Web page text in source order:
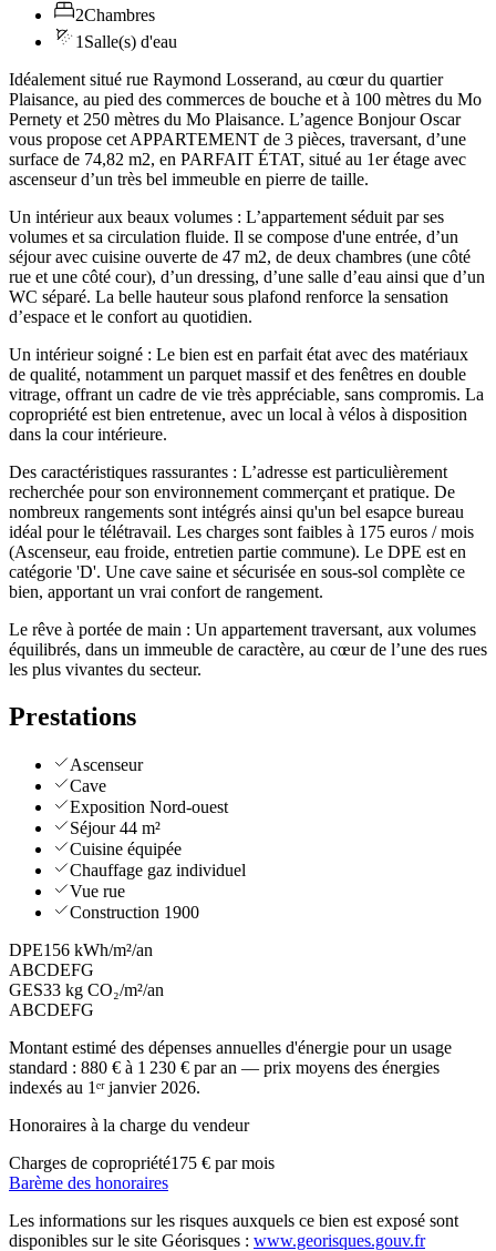
2Chambres
1 Salle(s) d'eau
Idéalement situé rue Raymond Losserand, au cœur du quartier
Plaisance, au pied des commerces de bouche et à 100 mètres du Mo
Pernety et 250 mètres du Mo Plaisance. L’agence Bonjour Oscar
vous propose cet APPARTEMENT de 3 pièces, traversant, d’une
surface de 74,82 m2, en PARFAIT ÉTAT, situé au 1er étage avec
ascenseur d’un très bel immeuble en pierre de taille.
Un intérieur aux beaux volumes : L’appartement séduit par ses
volumes et sa circulation fluide. Il se compose d'une entrée, d’un
séjour avec cuisine ouverte de 47 m2, de deux chambres (une côté
rue et une côté cour), d’un dressing, d’une salle d’eau ainsi que d’un
WC séparé. La belle hauteur sous plafond renforce la sensation
d’espace et le confort au quotidien.
Un intérieur soigné : Le bien est en parfait état avec des matériaux
de qualité, notamment un parquet massif et des fenêtres en double
vitrage, offrant un cadre de vie très appréciable, sans compromis. La
copropriété est bien entretenue, avec un local à vélos à disposition
dans la cour intérieure.
Des caractéristiques rassurantes : L’adresse est particulièrement
recherchée pour son environnement commerçant et pratique. De
nombreux rangements sont intégrés ainsi qu'un bel esapce bureau
idéal pour le télétravail. Les charges sont faibles à 175 euros / mois
(Ascenseur, eau froide, entretien partie commune). Le DPE est en
catégorie 'D'. Une cave saine et sécurisée en sous-sol complète ce
bien, apportant un vrai confort de rangement.
Le rêve à portée de main : Un appartement traversant, aux volumes
équilibrés, dans un immeuble de caractère, au cœur de l’une des rues
les plus vivantes du secteur.
Prestations
Ascenseur
Cave
Exposition Nord-ouest
Séjour 44 m²
Cuisine équipée
Chauffage gaz individuel
Vue rue
Construction 1900
DPE156 kWh/m²/an
ABCDEFG
GES33 kg CO₂/m²/an
ABCDEFG
Montant estimé des dépenses annuelles d'énergie pour un usage
standard : 880 € à 1 230 € par an — prix moyens des énergies
indexés au 1ᵉʳ janvier 2026.
Honoraires à la charge du vendeur
Charges de copropriété175 € par mois
Barème des honoraires
Les informations sur les risques auxquels ce bien est exposé sont
disponibles sur le site Géorisques : www.georisques.gouv.fr